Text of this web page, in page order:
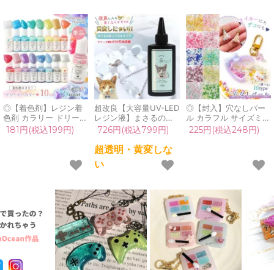
◎【着色剤】レジン着
色剤 カラリー ドリーミ
ー レジン着色用品 レジ
ン顔料 ラメカラー パー
GreenOceanオリジナ
181円(税込199円)
超改良【大容量UV-LED
レジン液】まさるの涙
ver.03 超透明 70g 初心
者 作家 コーティング
ハード 黄変しない 高品
質 クリア 猫 UVレジン
液 安い おすすめ
726円(税込799円)
超透明・黄変しな
い
◎【封入】穴なしパー
ル カラフル サイズミッ
クス レジン封入素材 パ
ーツ ケース入り ノンホ
ャカシャカ UVレジン
225円(税込248円)